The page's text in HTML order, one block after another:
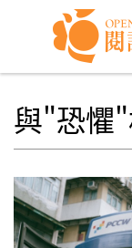
Skip to navigation
移至主內容
與"恐懼